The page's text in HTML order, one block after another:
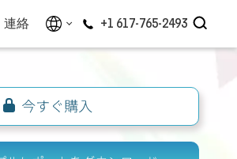
連絡 +1 617-765-2493